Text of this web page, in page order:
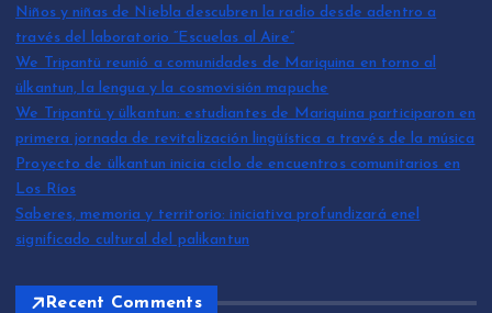
Niños y niñas de Niebla descubren la radio desde adentro a
través del laboratorio “Escuelas al Aire”
We Tripantü reunió a comunidades de Mariquina en torno al
ülkantun, la lengua y la cosmovisión mapuche
We Tripantü y ülkantun: estudiantes de Mariquina participaron en
primera jornada de revitalización lingüística a través de la música
Proyecto de ülkantun inicia ciclo de encuentros comunitarios en
Los Ríos
Saberes, memoria y territorio: iniciativa profundizará enel
significado cultural del palikantun
Recent Comments